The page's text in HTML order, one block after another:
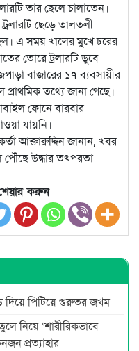
তার ছেলে চালাতেন।
ছেড়ে তালতলী
এ সময় খালের মুখে চরের
তোরে ট্রলারটি ডুবে
বাজারের ১৭ ব্যবসায়ীর
প্রাথমিক তথ্যে জানা গেছে।
ফোনে বারবার
যায়নি।
আক্তারুদ্দিন জানান, খবর
পৌঁছে উদ্ধার তৎপরতা
করুন
পিটিয়ে গুরুতর জখম
নিয়ে ‘শারীরিকভাবে
প্রত্যাহার